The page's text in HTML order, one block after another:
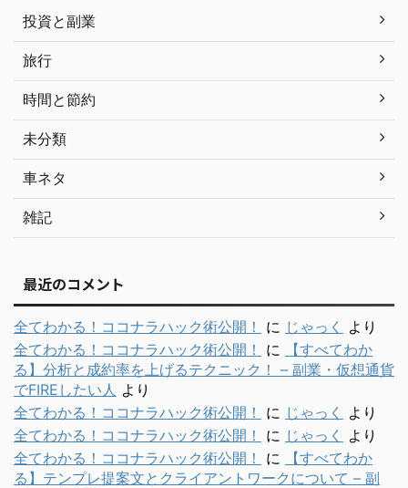
投資と副業
旅行
時間と節約
未分類
車ネタ
雑記
最近のコメント
全てわかる！ココナラハック術公開！ に じゃっく
より
全てわかる！ココナラハック術公開！
に
【すべてわか
る】分析と成約率を上げるテクニック！ – 副業・仮想通貨
でFIREしたい人 より
全てわかる！ココナラハック術公開！
に じゃっく
より
全てわかる！ココナラハック術公開！
に じゃっく
より
全てわかる！ココナラハック術公開！
に
【すべてわか
る】テンプレ提案文とクライアントワークについて – 副